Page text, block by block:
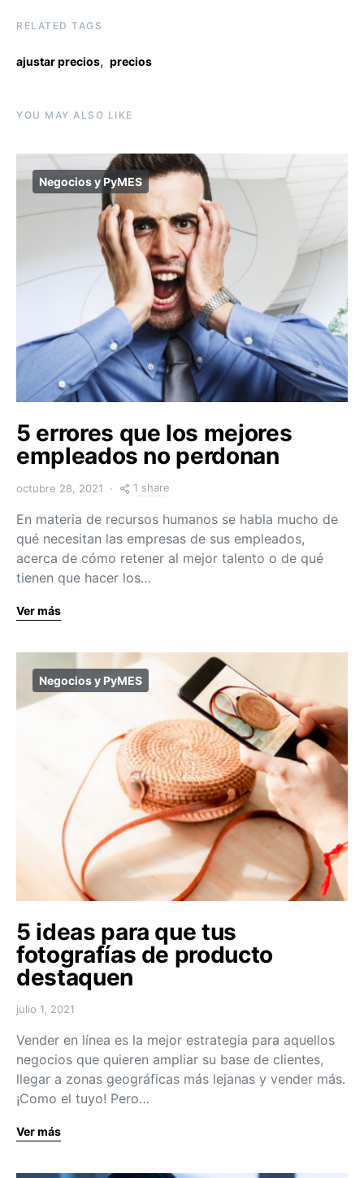
RELATED TAGS
ajustar precios, precios
YOU MAY ALSO LIKE
Negocios y PyMES
5 errores que los mejores
empleados no perdonan
octubre 28, 2021 1 share
En materia de recursos humanos se habla mucho de
qué necesitan las empresas de sus empleados,
acerca de cómo retener al mejor talento o de qué
tienen que hacer los…
Ver más
Negocios y PyMES
5 ideas para que tus
fotografías de producto
destaquen
julio 1, 2021
Vender en línea es la mejor estrategia para aquellos
negocios que quieren ampliar su base de clientes,
llegar a zonas geográficas más lejanas y vender más.
¡Como el tuyo! Pero…
Ver más